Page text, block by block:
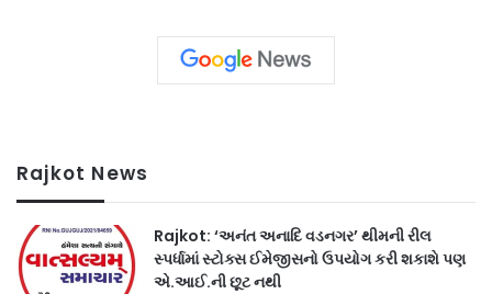
Rajkot News
Rajkot: ‘અનંત અનાદિ વડનગર’ થીમની રીલ
સ્પર્ધામાં સ્ટોક્સ ઈમેજીસનો ઉપયોગ કરી શકાશે પણ
એ.આઈ.ની છૂટ નથી